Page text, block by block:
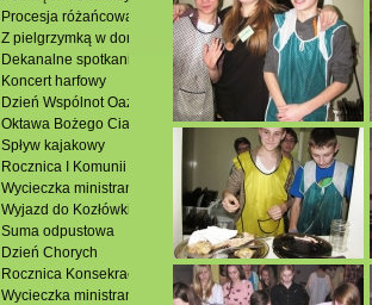
Procesja różańcowa
Z pielgrzymką w domu u Siostry Faustyny
Dekanalne spotkanie młodzieży
Koncert harfowy
Dzień Wspólnot Oaz Rekolekcyjnych
Oktawa Bożego Ciała
Spływ kajakowy
Rocznica I Komunii Św. i Uroczystość Bożego Ciała
Wycieczka ministrantów-Susiec
Wyjazd do Kozłówki
Suma odpustowa
Dzień Chorych
Rocznica Konsekracji Kościoła
Wycieczka ministrantów